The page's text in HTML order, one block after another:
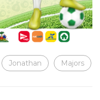
Jonathan Majors